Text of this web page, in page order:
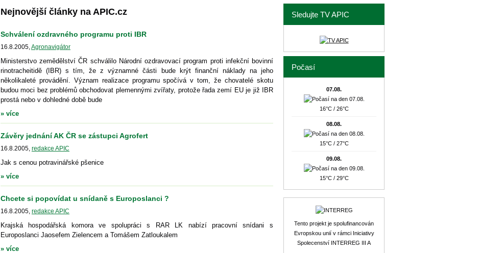
Nejnovější články na APIC.cz
Schválení ozdravného programu proti IBR
16.8.2005, Agronavigátor
Ministerstvo zemědělství ČR schválilo Národní ozdravovací program proti infekční bovinní
rinotracheitidě (IBR) s tím, že z významné části bude krýt finanční náklady na jeho
několikaleté provádění. Význam realizace programu spočívá v tom, že chovatelé skotu
budou moci bez problémů obchodovat plemennými zvířaty, protože řada zemí EU je již IBR
prostá nebo v dohledné době bude
» více
Závěry jednání AK ČR se zástupci Agrofert
16.8.2005, redakce APIC
Jak s cenou potravinářské pšenice
» více
Chcete si popovídat u snídaně s Europoslanci ?
16.8.2005, redakce APIC
Krajská hospodářská komora ve spolupráci s RAR LK nabízí pracovní snídani s
Europoslanci Jaosefem Zielencem a Tomášem Zatloukalem
» více
Sledujte TV APIC
Počasí
07.08.
16°C / 26°C
08.08.
15°C / 27°C
09.08.
15°C / 29°C
Tento projekt je spolufinancován
Evropskou unií v rámci Iniciativy
Spolecenství INTERREG III A